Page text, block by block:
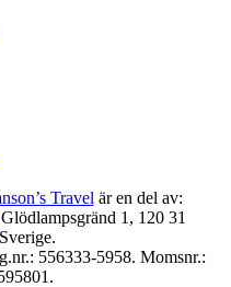
Travel är en del av:
1, 120 31
556333-5958. Momsnr.: